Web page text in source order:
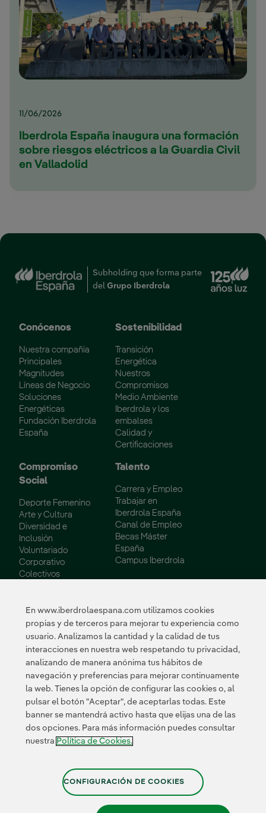
11/06/2026
Iberdrola España inaugura una formación
sobre riesgos eléctricos a la Guardia Civil
en Valladolid
Subholding que forma parte
del Grupo Iberdrola
Conócenos
Nuestra compañía
Principales
Magnitudes
Líneas de Negocio
Soluciones
Energéticas
Fundación Iberdrola
España
Sostenibilidad
Transición
Energética
Nuestros
Compromisos
Medio Ambiente
Iberdrola y los
embalses
Calidad y
Certificaciones
Compromiso
Social
Deporte Femenino
Arte y Cultura
Diversidad e
Inclusión
Voluntariado
Corporativo
Colectivos
Talento
Carrera y Empleo
Trabajar en
Iberdrola España
Canal de Empleo
Becas Máster
España
Campus Iberdrola
Innovación
Innovación en
nuestro negocio
Innovación
colaborativa
Next Generation EU
Ciberseguridad en
España
Smart Grids
Innovation Hub
En www.iberdrolaespana.com utilizamos cookies
propias y de terceros para mejorar tu experiencia como
usuario. Analizamos la cantidad y la calidad de tus
interacciones en nuestra web respetando tu privacidad,
analizando de manera anónima tus hábitos de
navegación y preferencias para mejorar continuamente
la web. Tienes la opción de configurar las cookies o, al
pulsar el botón "Aceptar", de aceptarlas todas. Este
banner se mantendrá activo hasta que elijas una de las
dos opciones. Para más información puedes consultar
nuestra Política de Cookies.
CONFIGURACIÓN DE COOKIES